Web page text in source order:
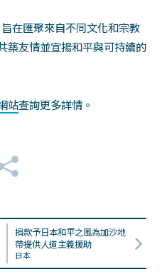
在匯聚來自不同文化和宗教
築友情並宣揚和平與可持續的
站查詢更多詳情。
捐款予日本和平之風為加沙地
帶提供人道主義援助
日本